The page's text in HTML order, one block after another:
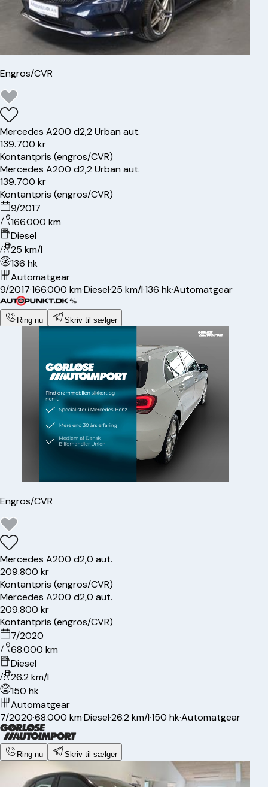
Engros/CVR
Mercedes A200 d2,2 Urban aut.
139.700 kr
Kontantpris (engros/CVR)
Mercedes A200 d2,2 Urban aut.
139.700 kr
Kontantpris (engros/CVR)
9/2017
166.000 km
Diesel
25 km/l
136 hk
Automatgear
9/2017·166.000 km·Diesel·25 km/l·136 hk·Automatgear
Ring nu Skriv til sælger
Engros/CVR
Mercedes A200 d2,0 aut.
209.800 kr
Kontantpris (engros/CVR)
Mercedes A200 d2,0 aut.
209.800 kr
Kontantpris (engros/CVR)
7/2020
68.000 km
Diesel
26.2 km/l
150 hk
Automatgear
7/2020·68.000 km·Diesel·26.2 km/l·150 hk·Automatgear
Ring nu Skriv til sælger